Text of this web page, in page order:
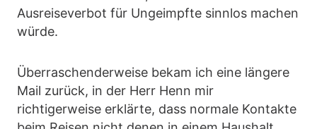
Ausreiseverbot für Ungeimpfte sinnlos machen
würde.
Überraschenderweise bekam ich eine längere
Mail zurück, in der Herr Henn mir
richtigerweise erklärte, dass normale Kontakte